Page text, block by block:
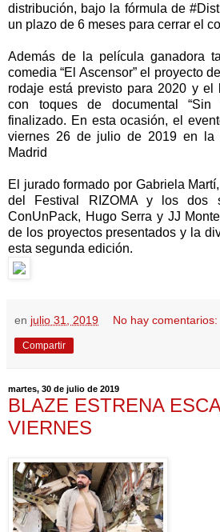
distribución, bajo la fórmula de
un plazo de 6 meses para cerrar el
Además de la película ganadora
comedia “El Ascensor” el proyecto
rodaje está previsto para 2020 y el
con toques de documental “Sin
finalizado. En esta ocasión, el
viernes 26 de julio de 2019 en la
Madrid
El jurado formado por Gabriela
del Festival RIZOMA y los dos
ConUnPack, Hugo Serra y JJ
de los proyectos presentados y la
esta segunda edición.
en julio 31, 2019 No hay comentarios:
Compartir
martes, 30 de julio de 2019
BLAZE ESTRENA
VIERNES